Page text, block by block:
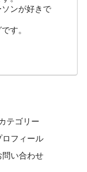
ンが好きで
す。
テゴリー
ロフィール
問い合わせ